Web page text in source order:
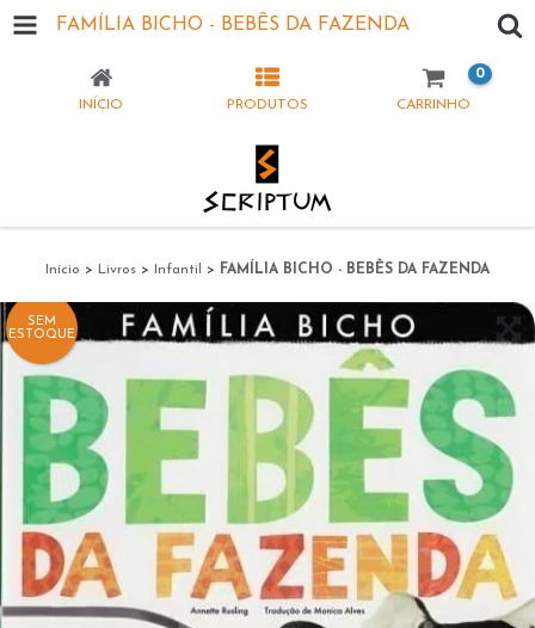
FAMÍLIA BICHO - BEBÊS DA FAZENDA
INÍCIO PRODUTOS CARRINHO
0
Início > Livros > Infantil > FAMÍLIA BICHO - BEBÊS DA FAZENDA
SEM
ESTOQUE